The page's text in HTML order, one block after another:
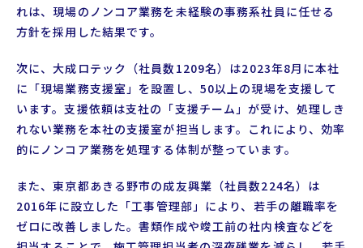
れは、現場のノンコア業務を未経験の事務系社員に任せる
方針を採用した結果です。
次に、大成ロテック（社員数1209名）は2023年8月に本社
に「現場業務支援室」を設置し、50以上の現場を支援して
います。支援依頼は支社の「支援チーム」が受け、処理しき
れない業務を本社の支援室が担当します。これにより、効率
的にノンコア業務を処理する体制が整っています。
また、東京都あきる野市の成友興業（社員数224名）は
2016年に設立した「工事管理部」により、若手の離職率を
ゼロに改善しました。書類作成や竣工前の社内検査などを